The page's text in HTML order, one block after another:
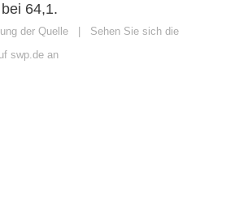
64,1.
der Quelle
Sehen Sie sich die
swp.de an